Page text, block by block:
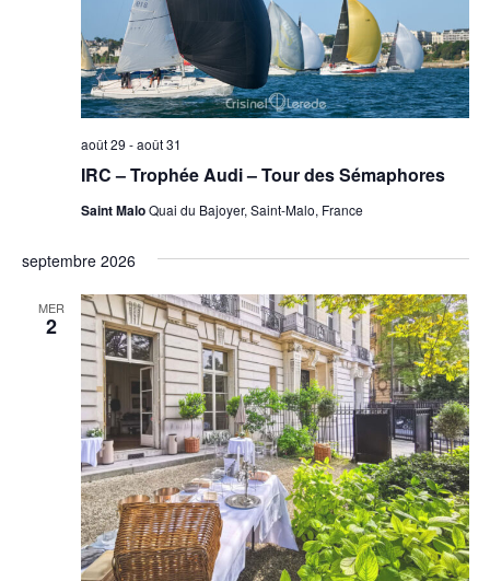
IRC – Trophée Audi – Tour des Sémaphores
août 29 -août 31
Saint MaloQuai du Bajoyer, Saint-Malo, France
septembre 2026
MER
2